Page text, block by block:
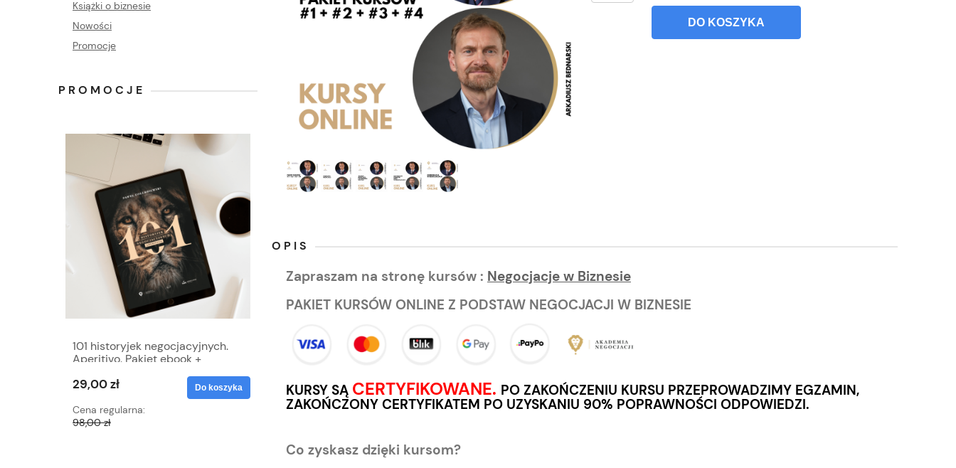
Książki o biznesie
Nowości
Promocje
PROMOCJE
101 historyjek negocjacyjnych.
Aperitivo. Pakiet ebook +
29,00 zł
Cena regularna:
98,00 zł
Do koszyka
SPECJALNA OFERTA: 3 Nagrania
48 Zasad Negocjacji)
49,00 zł
Cena regularna:
Do koszyka
25 Odpowiedzi na Obiekcje
39,00 zł
Cena regularna:
Do koszyka
DO KOSZYKA
OPIS
Zapraszam na stronę kursów : Negocjacje w Biznesie
PAKIET KURSÓW ONLINE Z PODSTAW NEGOCJACJI W BIZNESIE
KURSY SĄ CERTYFIKOWANE. PO ZAKOŃCZENIU KURSU PRZEPROWADZIMY EGZAMIN,
ZAKOŃCZONY CERTYFIKATEM PO UZYSKANIU 90% POPRAWNOŚCI ODPOWIEDZI.
Co zyskasz dzięki kursom?